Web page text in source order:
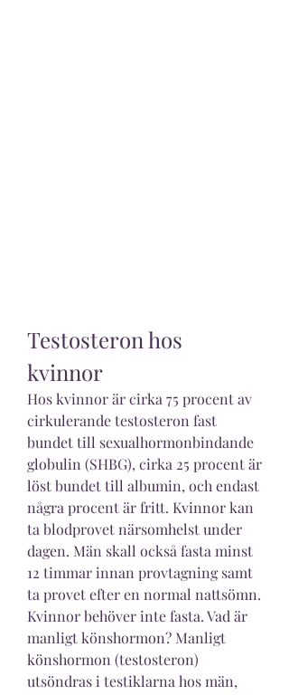
Testosteron hos
kvinnor
Hos kvinnor är cirka 75 procent av
cirkulerande testosteron fast
bundet till sexualhormonbindande
globulin (SHBG), cirka 25 procent är
löst bundet till albumin, och endast
några procent är fritt. Kvinnor kan
ta blodprovet närsomhelst under
dagen. Män skall också fasta minst
12 timmar innan provtagning samt
ta provet efter en normal nattsömn.
Kvinnor behöver inte fasta. Vad är
manligt könshormon? Manligt
könshormon (testosteron)
utsöndras i testiklarna hos män,